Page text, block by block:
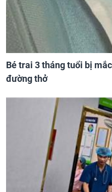
Bé trai 3 tháng tuổi bị
đường thở